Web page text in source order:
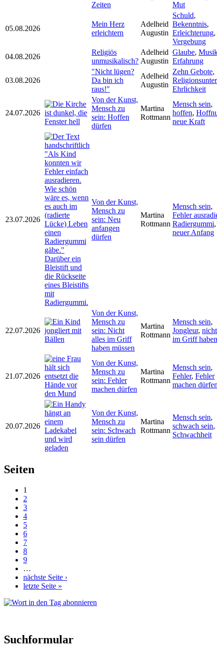
Zeiten
Mut
05.08.2026
Mein Herz
erleichtern
Adelheid
Augustin
Schuld,
Bekenntnis,
Erleichterung,
Vergebung
04.08.2026
Religiös
unmusikalisch?
Adelheid
Augustin
Glaube,
Erfahrung
03.08.2026
"Nicht lügen?
Da bin ich
raus!"
Adelheid
Augustin
Zehn Gebote,
Ehrlichkeit
24.07.2026
Von der Kunst,
Mensch zu
sein: Hoffen
dürfen
Martina
Rottmann
Mensch sein,
hoffen,
neue Kraft
23.07.2026
Von der Kunst,
Mensch zu
sein: Neu
anfangen
dürfen
Martina
Rottmann
Mensch sein,
Fehler
Radiergummi,
neuer Anfang
22.07.2026
Von der Kunst,
Mensch zu
sein: Nicht
alles im Griff
haben müssen
Martina
Rottmann
Mensch sein,
Jongleur,
im Griff haben
21.07.2026
Von der Kunst,
Mensch zu
sein: Fehler
machen dürfen
Martina
Rottmann
Mensch sein,
Fehler, Fehler
machen
20.07.2026
Von der Kunst,
Mensch zu
sein: Schwach
sein dürfen
Martina
Rottmann
Mensch sein,
schwach sein,
Schwachheit
Seiten
1
2
3
4
5
6
7
8
9
…
nächste Seite ›
letzte Seite »
Suchformular